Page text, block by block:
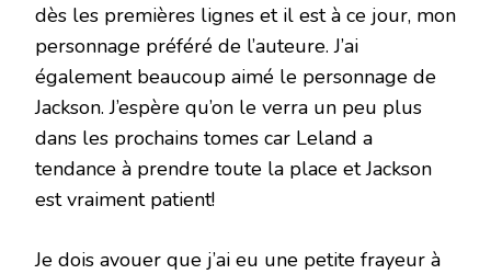
dès les premières lignes et il est à ce jour, mon
personnage préféré de l’auteure. J’ai
également beaucoup aimé le personnage de
Jackson. J’espère qu’on le verra un peu plus
dans les prochains tomes car Leland a
tendance à prendre toute la place et Jackson
est vraiment patient!
Je dois avouer que j’ai eu une petite frayeur à